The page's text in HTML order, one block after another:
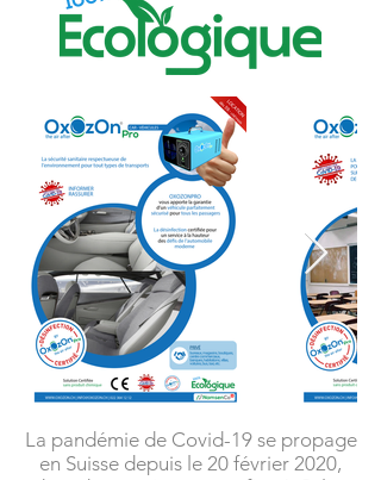
La pandémie de Covid-19 se propage
en Suisse depuis le 20 février 2020,